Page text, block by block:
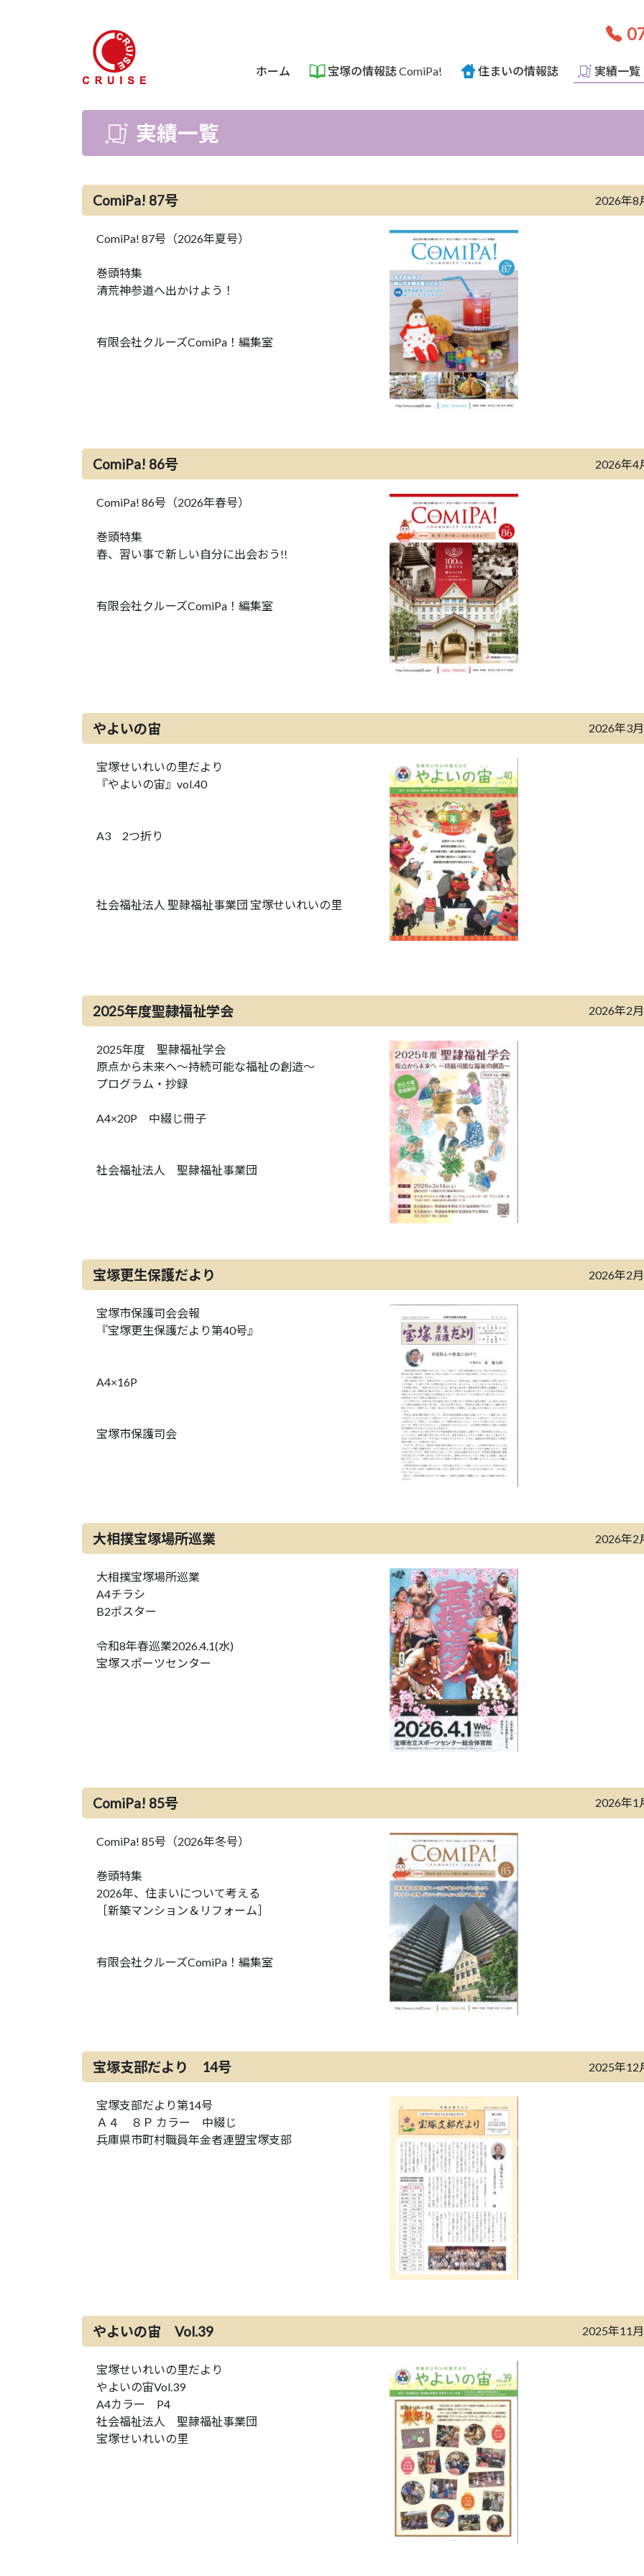
ホーム 宝塚の情報誌 ComiPa! 住まいの情報誌 実績一覧
実績一覧
ComiPa! 87号 2026年8
ComiPa! 87号（2026年夏号）
巻頭特集
清荒神参道へ出かけよう！
有限会社クルーズComiPa！編集室
ComiPa! 86号 2026年4
ComiPa! 86号（2026年春号）
巻頭特集
春、習い事で新しい自分に出会おう!!
有限会社クルーズComiPa！編集室
やよいの宙 2026年3
宝塚せいれいの里だより
『やよいの宙』vol.40
A3 2つ折り
社会福祉法人 聖隷福祉事業団 宝塚せいれいの里
2025年度聖隷福祉学会 2026年2
2025年度 聖隷福祉学会
原点から未来へ～持続可能な福祉の創造～
プログラム・抄録
A4×20P 中綴じ冊子
社会福祉法人 聖隷福祉事業団
宝塚更生保護だより 2026年2
宝塚市保護司会会報
『宝塚更生保護だより第40号』
A4×16P
宝塚市保護司会
大相撲宝塚場所巡業 2026年2
大相撲宝塚場所巡業
A4チラシ
B2ポスター
令和8年春巡業2026.4.1(水)
宝塚スポーツセンター
ComiPa! 85号 2026年1
ComiPa! 85号（2026年冬号）
巻頭特集
2026年、住まいについて考える
［新築マンション＆リフォーム］
有限会社クルーズComiPa！編集室
宝塚支部だより 14号 2025年12
宝塚支部だより第14号
Ａ４ ８Ｐ カラー 中綴じ
兵庫県市町村職員年金者連盟宝塚支部
やよいの宙 Vol.39 2025年11
宝塚せいれいの里だより
やよいの宙Vol.39
A4カラー P4
社会福祉法人 聖隷福祉事業団
宝塚せいれいの里